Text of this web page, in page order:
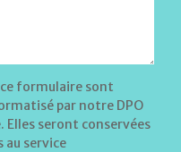
formulaire sont
par notre DPO
Elles seront conservées
au service